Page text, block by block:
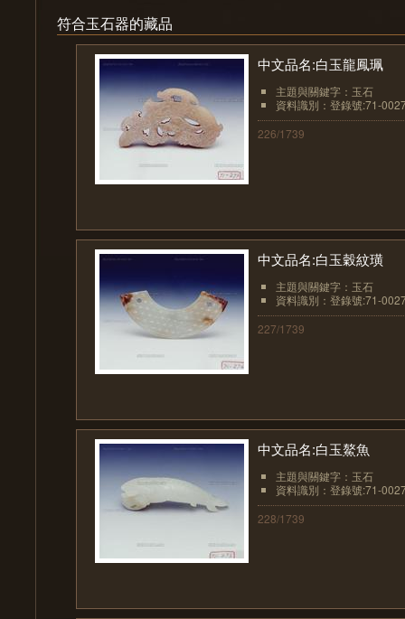
符合玉石器的藏品
中文品名:白玉龍鳳珮
主題與關鍵字：玉石
資料識別：登錄號:71-
226/1739
中文品名:白玉穀紋璜
主題與關鍵字：玉石
資料識別：登錄號:71-
227/1739
中文品名:白玉鰲魚
主題與關鍵字：玉石
資料識別：登錄號:71-
228/1739